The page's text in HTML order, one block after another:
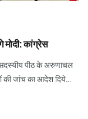
मोदी: कांग्रेस
सदस्यीय पीठ के अरुणाचल
की जांच का आदेश दिये
लेना चाहिए।